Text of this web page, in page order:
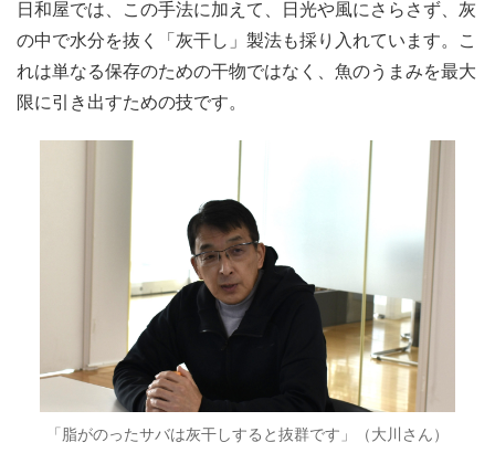
日和屋では、この手法に加えて、日光や風にさらさず、灰
の中で水分を抜く「灰干し」製法も採り入れています。こ
れは単なる保存のための干物ではなく、魚のうまみを最大
限に引き出すための技です。
「脂がのったサバは灰干しすると抜群です」（大川さん）